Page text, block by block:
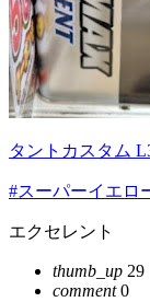
タントカスタム
#スーパーイエロ
エクセレント
thumb_up 29
comment0